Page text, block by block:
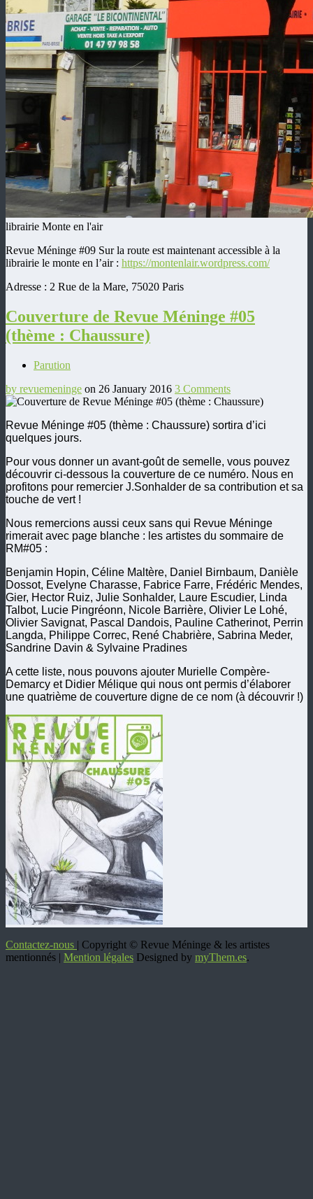
librairie Monte en l'air
Revue Méninge #09 Sur la route est maintenant accessible à la
librairie le monte en l’air : https://montenlair.wordpress.com/
Adresse : 2 Rue de la Mare, 75020 Paris
Couverture de Revue Méninge #05
(thème : Chaussure)
Parution
by revuemeninge on 26 January 2016 3 Comments
Revue Méninge #05 (thème : Chaussure) sortira d’ici
quelques jours.
Pour vous donner un avant-goût de semelle, vous pouvez
découvrir ci-dessous la couverture de ce numéro. Nous en
profitons pour remercier J.Sonhalder de sa contribution et sa
touche de vert !
Nous remercions aussi ceux sans qui Revue Méninge
rimerait avec page blanche : les artistes du sommaire de
RM#05 :
Benjamin Hopin, Céline Maltère, Daniel Birnbaum, Danièle
Dossot, Evelyne Charasse, Fabrice Farre, Frédéric Mendes,
Gier, Hector Ruiz, Julie Sonhalder, Laure Escudier, Linda
Talbot, Lucie Pingréonn, Nicole Barrière, Olivier Le Lohé,
Olivier Savignat, Pascal Dandois, Pauline Catherinot, Perrin
Langda, Philippe Correc, René Chabrière, Sabrina Meder,
Sandrine Davin & Sylvaine Pradines
A cette liste, nous pouvons ajouter Murielle Compère-
Demarcy et Didier Mélique qui nous ont permis d’élaborer
une quatrième de couverture digne de ce nom (à découvrir !)
Contactez-nous | Copyright © Revue Méninge & les artistes
mentionnés | Mention légales Designed by myThem.es.